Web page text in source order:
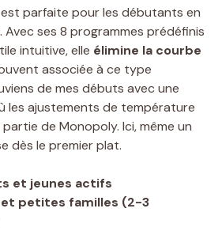
parfaite pour les débutants en
Avec ses 8 programmes prédéfinis
intuitive, elle élimine la courbe
associée à ce type
de mes débuts avec une
les ajustements de température
de Monopoly. Ici, même un
dès le premier plat.
et jeunes actifs
et petites familles (2-3